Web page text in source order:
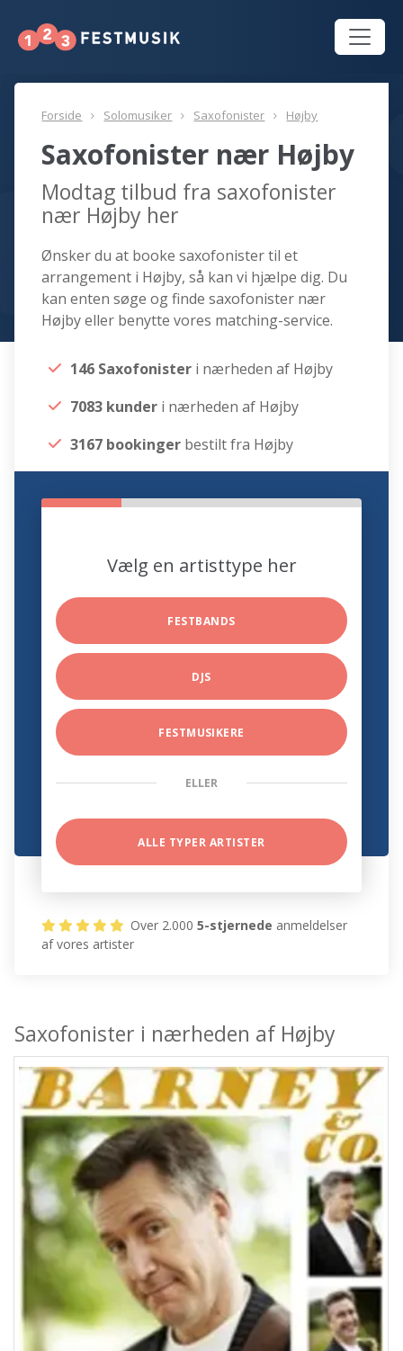
Forside Solomusiker Saxofonister Højby
Saxofonister nær Højby
Modtag tilbud fra saxofonister
nær Højby her
Ønsker du at booke saxofonister til et
arrangement i Højby, så kan vi hjælpe dig. Du
kan enten søge og finde saxofonister nær
Højby eller benytte vores matching-service.
146 Saxofonister i nærheden af Højby
7083 kunder i nærheden af Højby
3167 bookinger bestilt fra Højby
Vælg en artisttype her
FESTBANDS
DJS
FESTMUSIKERE
ELLER
ALLE TYPER ARTISTER
Over 2.0005-stjernede anmeldelser
af vores artister
Saxofonister i nærheden af Højby